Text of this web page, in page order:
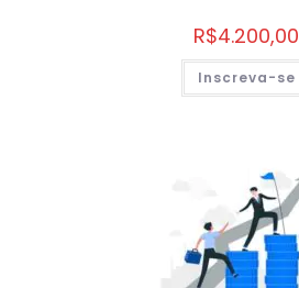
R$4.200,00
Inscreva-se